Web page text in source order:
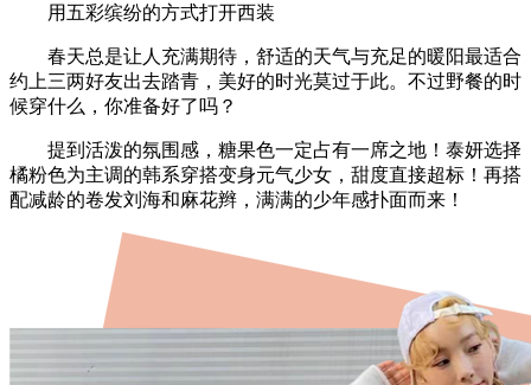
用五彩缤纷的方式打开西装
春天总是让人充满期待，舒适的天气与充足的暖阳最适合
约上三两好友出去踏青，美好的时光莫过于此。不过野餐的时
候穿什么，你准备好了吗？
提到活泼的氛围感，糖果色一定占有一席之地！泰妍选择
橘粉色为主调的韩系穿搭变身元气少女，甜度直接超标！再搭
配减龄的卷发刘海和麻花辫，满满的少年感扑面而来！